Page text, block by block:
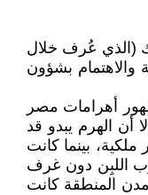
كاهن ـ ملك (الذي عُرف خلال
والاهتمام بشؤون
أهرامات مصر
إلا أن الهرم يبدو قد
بينما كانت
اللبِن دون غرف
مدن المنطقة كانت